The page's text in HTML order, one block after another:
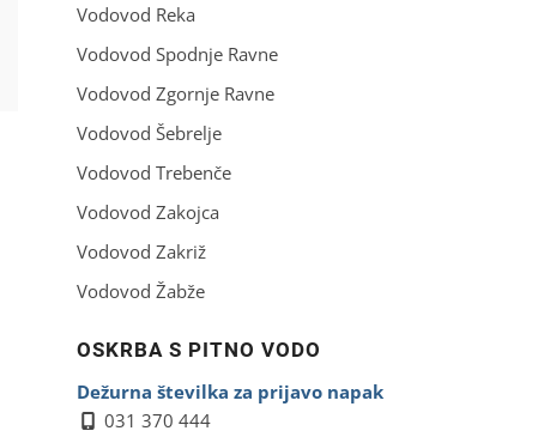
Vodovod Reka
Vodovod Spodnje Ravne
Vodovod Zgornje Ravne
Vodovod Šebrelje
Vodovod Trebenče
Vodovod Zakojca
Vodovod Zakriž
Vodovod Žabže
OSKRBA S PITNO VODO
Dežurna številka za prijavo napak
031 370 444